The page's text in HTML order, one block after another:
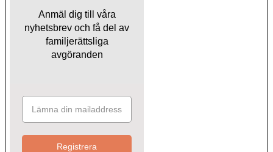
Anmäl dig till våra
nyhetsbrev och få del av
familjerättsliga
avgöranden
Registrera